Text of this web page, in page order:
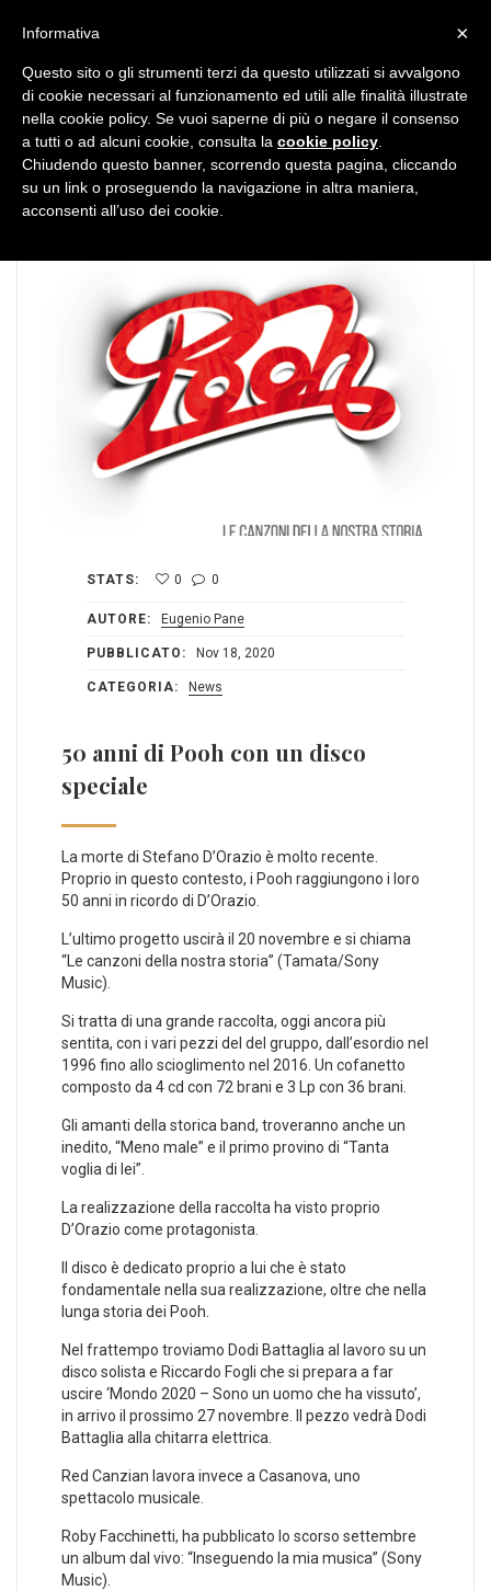
STATS: 0 0
AUTORE: Eugenio Pane
PUBBLICATO: Nov 18, 2020
CATEGORIA: News
50 anni di Pooh con un disco
speciale
La morte di Stefano D’Orazio è molto recente.
Proprio in questo contesto, i Pooh raggiungono i loro
50 anni in ricordo di D’Orazio.
L’ultimo progetto uscirà il 20 novembre e si chiama
“Le canzoni della nostra storia” (Tamata/Sony
Music).
Si tratta di una grande raccolta, oggi ancora più
sentita, con i vari pezzi del del gruppo, dall’esordio nel
1996 fino allo scioglimento nel 2016. Un cofanetto
composto da 4 cd con 72 brani e 3 Lp con 36 brani.
Gli amanti della storica band, troveranno anche un
inedito, “Meno male” e il primo provino di “Tanta
voglia di lei”.
La realizzazione della raccolta ha visto proprio
D’Orazio come protagonista.
Il disco è dedicato proprio a lui che è stato
fondamentale nella sua realizzazione, oltre che nella
lunga storia dei Pooh.
Nel frattempo troviamo Dodi Battaglia al lavoro su un
disco solista e Riccardo Fogli che si prepara a far
uscire ‘Mondo 2020 – Sono un uomo che ha vissuto’,
in arrivo il prossimo 27 novembre. Il pezzo vedrà Dodi
Battaglia alla chitarra elettrica.
Red Canzian lavora invece a Casanova, uno
spettacolo musicale.
Roby Facchinetti, ha pubblicato lo scorso settembre
un album dal vivo: “Inseguendo la mia musica” (Sony
Music).
×
Informativa
Questo sito o gli strumenti terzi da questo utilizzati si avvalgono
di cookie necessari al funzionamento ed utili alle finalità illustrate
nella cookie policy. Se vuoi saperne di più o negare il consenso
a tutti o ad alcuni cookie, consulta la cookie policy
Chiudendo questo banner, scorrendo questa pagina, cliccando
su un link o proseguendo la navigazione in altra maniera,
acconsenti all’uso dei cookie.